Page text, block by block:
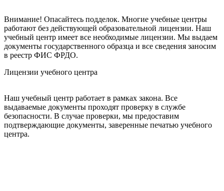
Внимание! Опасайтесь подделок. Многие учебные центры
работают без действующей образовательной лицензии. Наш
учебный центр имеет все необходимые лицензии. Мы выдаем
документы государственного образца и все сведения заносим
в реестр ФИС ФРДО.
Лицензии учебного центра
Наш учебный центр работает в рамках закона. Все
выдаваемые документы проходят проверку в службе
безопасности. В случае проверки, мы предоставим
подтверждающие документы, заверенные печатью учебного
центра.